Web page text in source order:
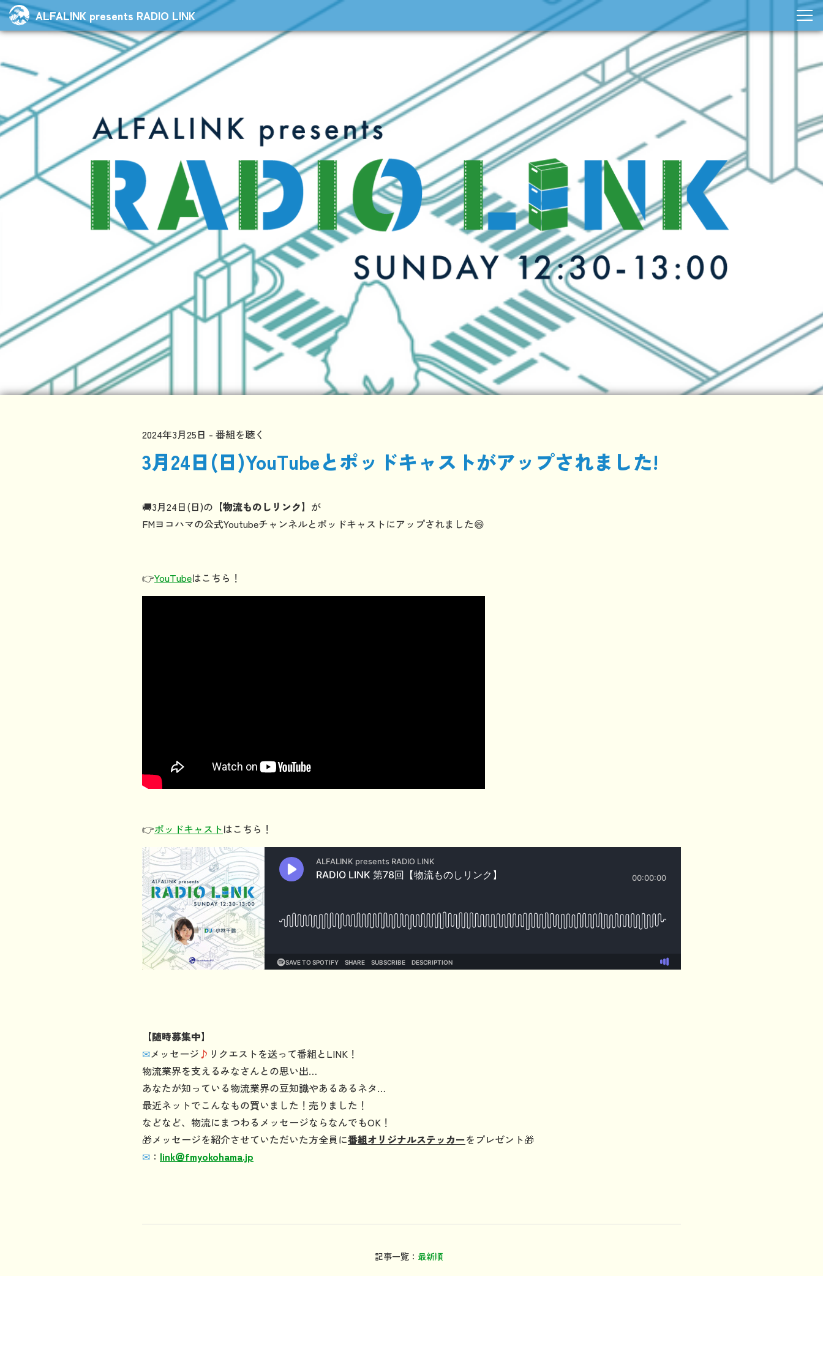
ALFALINK presents RADIO LINK
2024年3月25日 番組を聴く
3月24日(日)YouTubeとポッドキャストがアップされました!
🚚3月24日(日)の 【物流ものしリンク】 が
FMヨコハマの公式Youtubeチャンネルとポッドキャストにアップされました😄
👉YouTubeはこちら！
👉ポッドキャストはこちら！
【随時募集中】
✉メッセージ♪ リクエストを送って番組とLINK！
物流業界を支えるみなさんとの思い出…
あなたが知っている物流業界の豆知識やあるあるネタ…
最近ネットでこんなもの買いました！売りました！
などなど、物流にまつわるメッセージならなんでもOK！
🎁メッセージを紹介させていただいた方全員に番組オリジナルステッカーをプレゼント🎁
✉ ： link＠fmyokohama.jp
記事一覧： 最新順